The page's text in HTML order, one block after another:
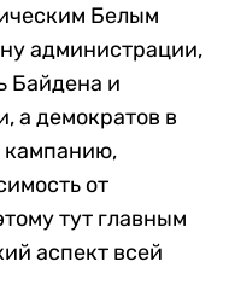
Белым
администрации,
Байдена и
а демократов в
кампанию,
от
тут главным
аспект всей